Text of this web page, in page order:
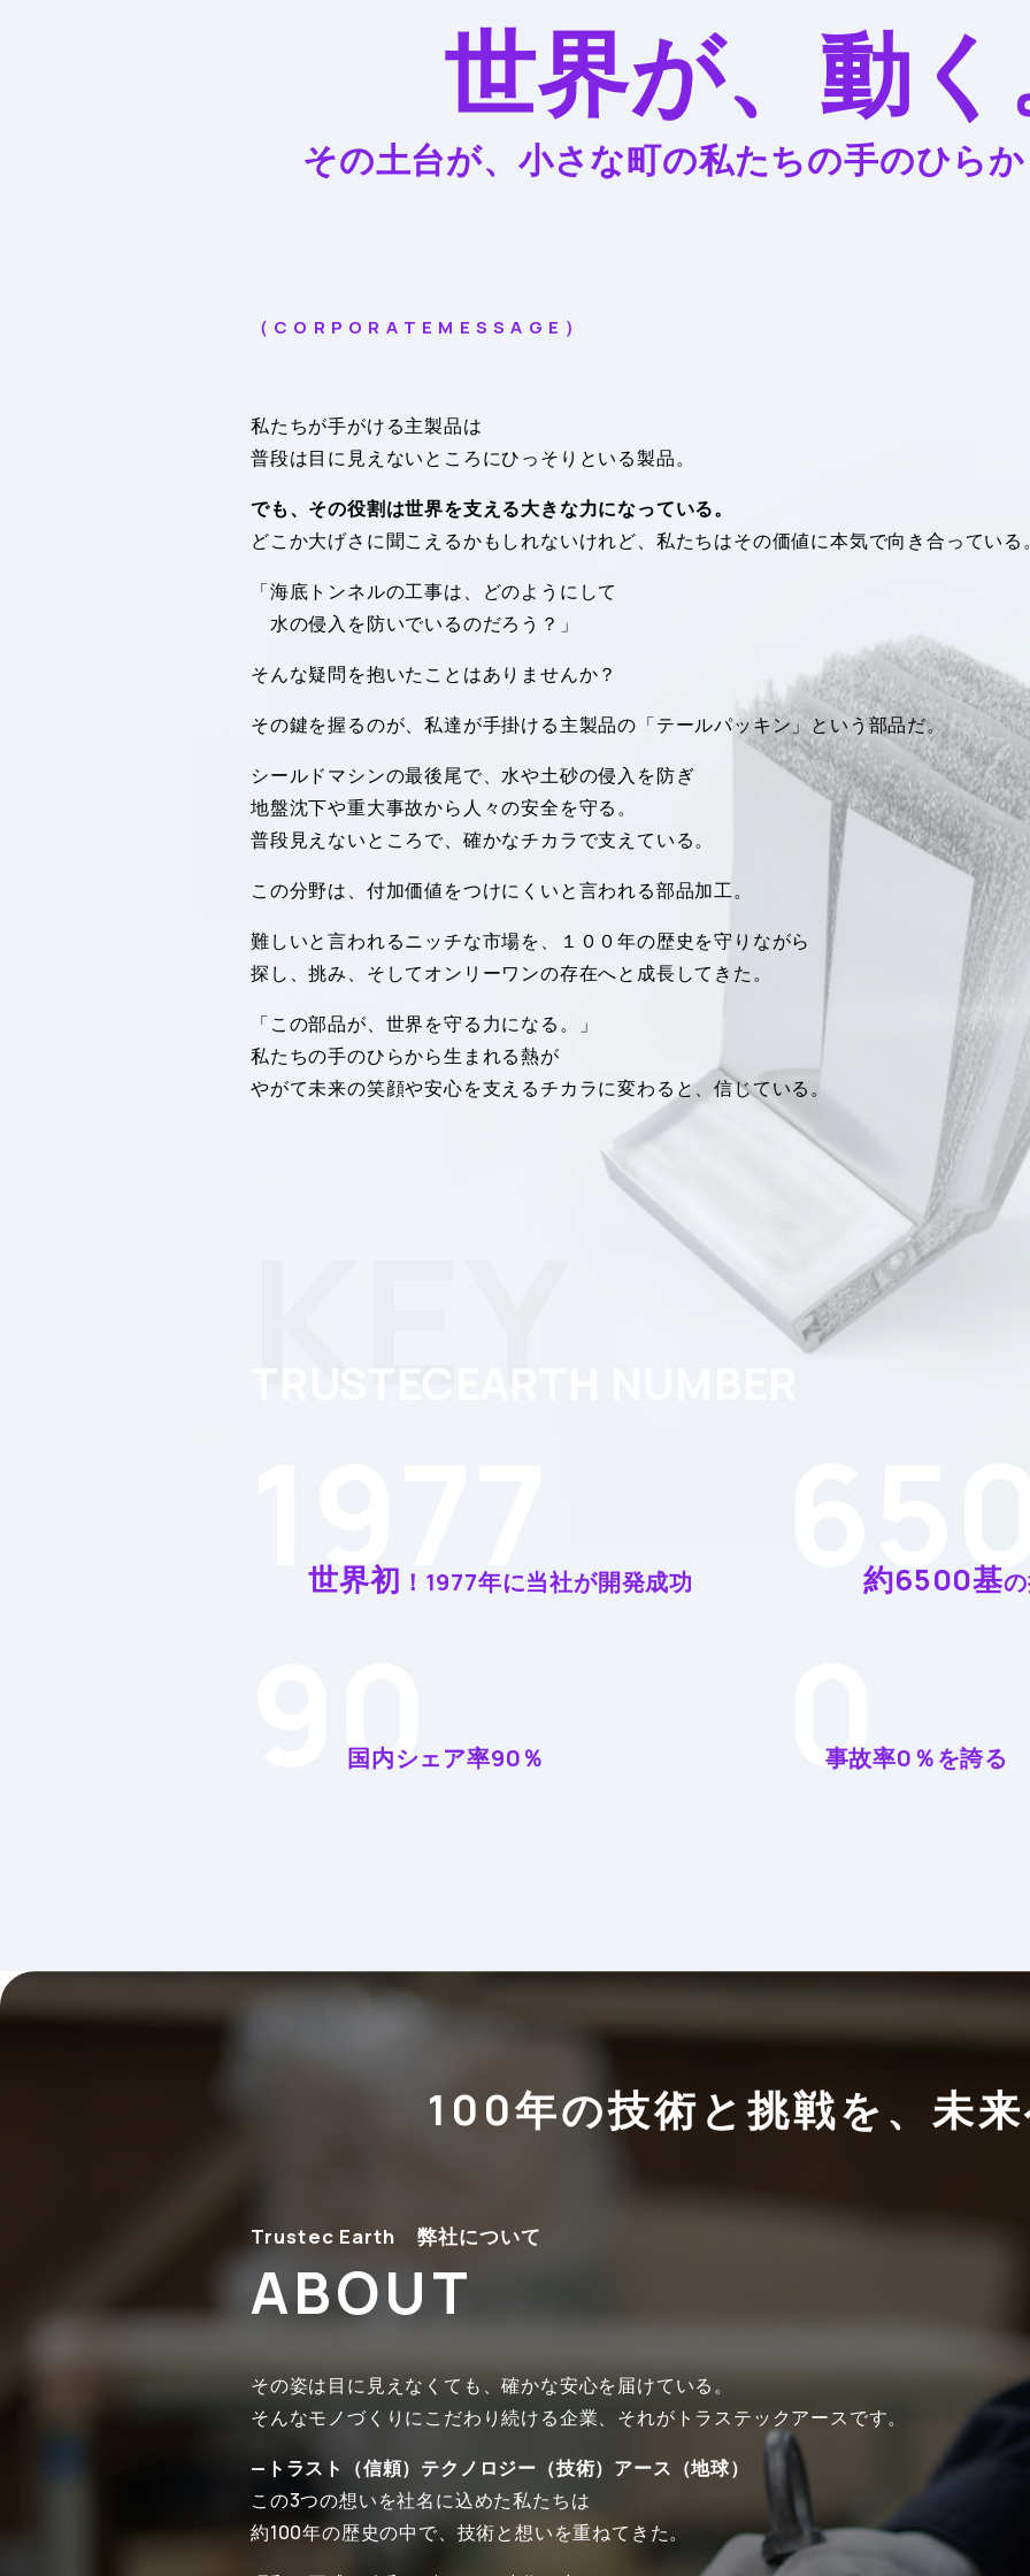
世界が、動く
その土台が、小さな町の私たちの手のひら
（ C O R P O R A T E M E S S A G E ）
私たちが手がける主製品は
普段は目に見えないところにひっそりといる製品。
でも、その役割は世界を支える大きな力になっている。
どこか大げさに聞こえるかもしれないけれど、私たちはその価値に本気で向き合っている
「海底トンネルの工事は、どのようにして
水の侵入を防いでいるのだろう？」
そんな疑問を抱いたことはありませんか？
その鍵を握るのが、私達が手掛ける主製品の「テールパッキン」という部品だ。
シールドマシンの最後尾で、水や土砂の侵入を防ぎ
地盤沈下や重大事故から人々の安全を守る。
普段見えないところで、確かなチカラで支えている。
この分野は、付加価値をつけにくいと言われる部品加工。
難しいと言われるニッチな市場を、１００年の歴史を守りながら
探し、挑み、そしてオンリーワンの存在へと成長してきた。
「この部品が、世界を守る力になる。」
私たちの手のひらから生まれる熱が
やがて未来の笑顔や安心を支えるチカラに変わると、信じている。
1977
世界初 ！1977年に当社が開発成功 約6500基
90
国内シェア率90％ 0
事故率0％を誇る
100年の技術と挑戦を、未
Trustec Earth 弊社について
ABOUT
その姿は目に見えなくても、確かな安心を届けている。
そんなモノづくりにこだわり続ける企業、それがトラステックアースです。
—トラスト（信頼）テクノロジー（技術）アース（地球）
この3つの想いを社名に込めた私たちは
約100年の歴史の中で、技術と想いを重ねてきた。